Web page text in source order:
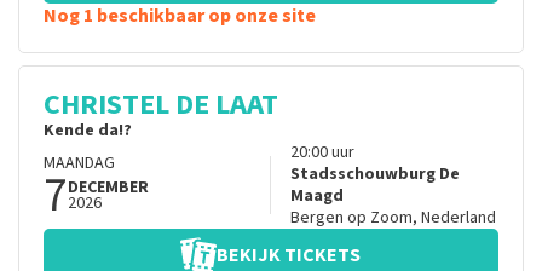
Nog 1 beschikbaar op onze site
CHRISTEL DE LAAT
Kende da!?
MAANDAG
7DECEMBER
2026
20:00uur
Stadsschouwburg De
Maagd
Bergen op Zoom, Nederland
BEKIJK TICKETS